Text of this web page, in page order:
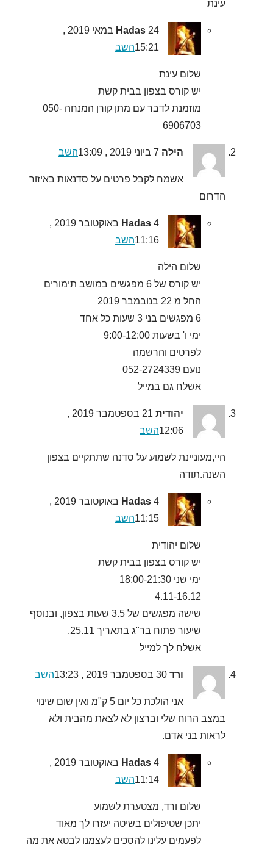
עינת
Hadas
24 במאי 2019 ,
15:21השב
שלום עינת
יש קורס בצפון בבית קשת
מוזמנת לדבר עם מתן קורן המנחה 050-
6906703
הילה השב
אשמח לקבל פרטים על סדנאות באיזור
הדרום
Hadas
4 באוקטובר 2019 ,
11:16השב
שלום הילה
יש קורס של 6 מפגשים במושב תימורים
החל מ 22 בנובמבר 2019
6 מפגשים בני 3 שעות כל אחד
ימי ו' בשעות 9:00-12:00
לפרטים והרשמה
נועם 052-2724339
אשלח גם במייל
יהודית
21 בספטמבר 2019 ,
12:06השב
היי,מעוניינת לשמוע על סדנה שתתקיים בצפון
השנה.תודה
Hadas
4 באוקטובר 2019 ,
11:15השב
שלום יהודית
יש קורס בצפון בבית קשת
ימי שני 18:00-21:30
4.11-16.12
שישה מפגשים של 3.5 שעות בצפון, ובנוסף
שיעור פתוח בר"ג בתאריך 25.11.
אשלח לך למייל
ורד השב
אני הולכת כל יום 5 ק"מ ואין שום שינוי
במצב הרוח שלי וברצון לא לצאת מהבית ולא
לראות בני אדם.
Hadas
4 באוקטובר 2019 ,
11:14השב
שלום ורד, מצטערת לשמוע
יתכן שטיפולים בשיטה יעזרו לך מאוד
לפעמים עלינו להסכים לעצמנו לבטא את מה